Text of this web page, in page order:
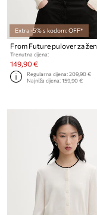
Extra -5% s kodom: OFF*
Trenutna cijena:
149,90 €
Regularna cijena:209,90 €
Najniža cijena:159,90 €